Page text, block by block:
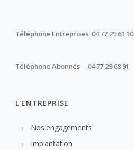
Téléphone Entreprises 04 77 29 61 10
Téléphone Abonnés 04 77 29 68 91
L'ENTREPRISE
Nos engagements
Implantation